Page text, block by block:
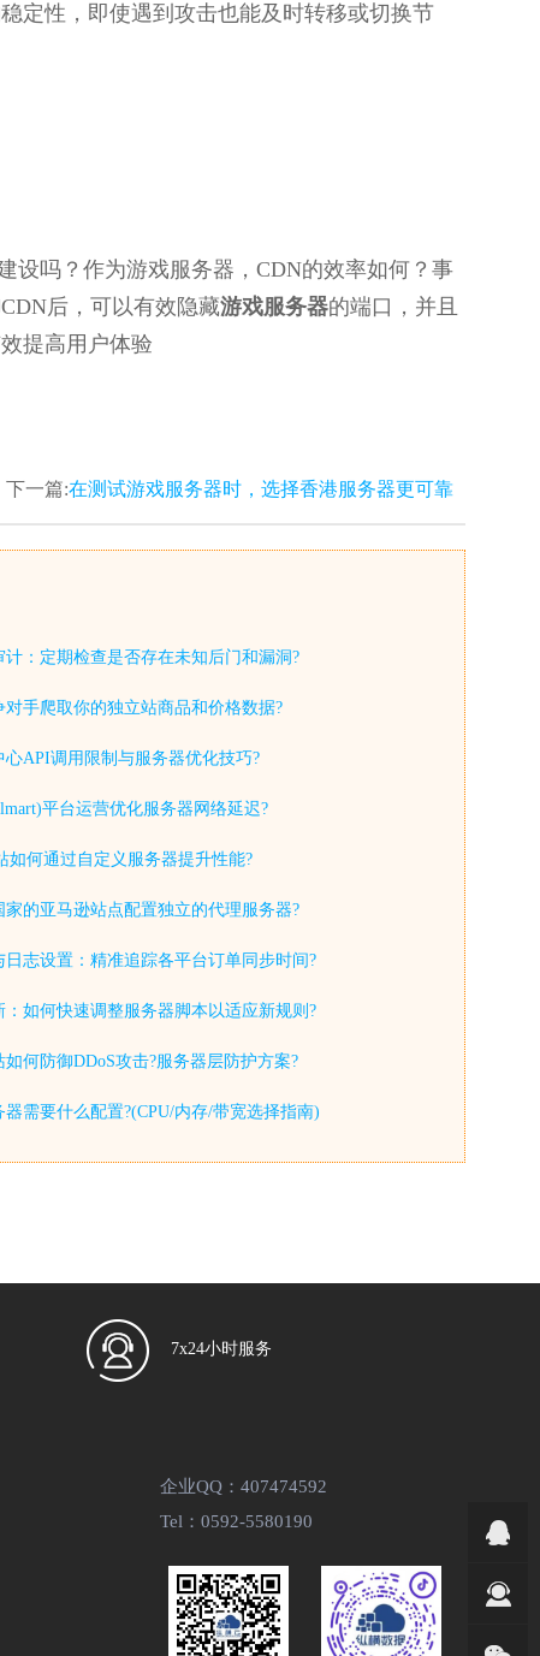
定性，即使遇到攻击也能及时转移或切换节
设吗？作为游戏服务器，CDN的效率如何？事
后，可以有效隐藏游戏服务器的端口，并且
提高用户体验
下一篇:在测试游戏服务器时，选择香港服务器更可靠
计：定期检查是否存在未知后门和漏洞?
对手爬取你的独立站商品和价格数据?
心API调用限制与服务器优化技巧?
平台运营优化服务器网络延迟?
如何通过自定义服务器提升性能?
家的亚马逊站点配置独立的代理服务器?
日志设置：精准追踪各平台订单同步时间?
：如何快速调整服务器脚本以适应新规则?
何防御DDoS攻击?服务器层防护方案?
需要什么配置?(CPU/内存/带宽选择指南)
7x24小时服务
企业QQ：407474592
Tel：0592-5580190